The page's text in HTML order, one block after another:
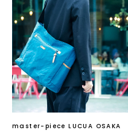
master-piece LUCUA OSAKA